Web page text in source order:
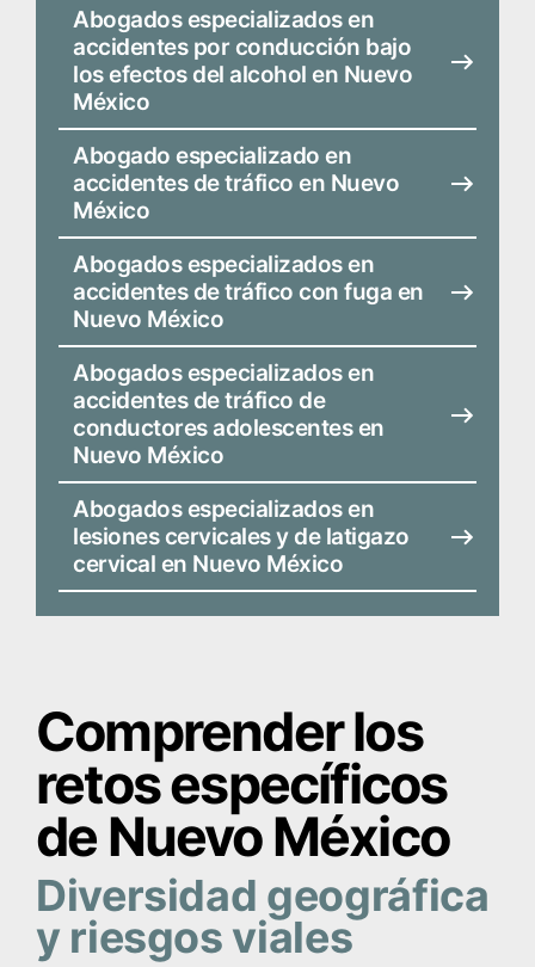
Abogados especializados en
accidentes por conducción bajo
los efectos del alcohol en Nuevo
México
Abogado especializado en
accidentes de tráfico en Nuevo
México
Abogados especializados en
accidentes de tráfico con fuga en
Nuevo México
Abogados especializados en
accidentes de tráfico de
conductores adolescentes en
Nuevo México
Abogados especializados en
lesiones cervicales y de latigazo
cervical en Nuevo México
Comprender los
retos específicos
de Nuevo México
Diversidad geográfica
y riesgos viales